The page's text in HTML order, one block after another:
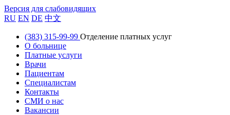
Версия для слабовидящих
RU EN DE 中文
(383) 315-99-99 Отделение платных услуг
О больнице
Платные услуги
Врачи
Пациентам
Специалистам
Контакты
СМИ о нас
Вакансии